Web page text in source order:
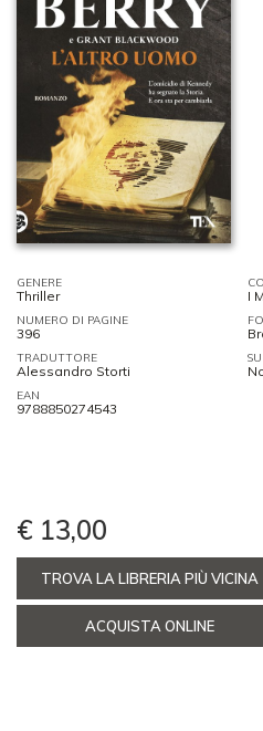
GENERE
Thriller I
NUMERO DI PAGINE
396
TRADUTTORE
Alessandro Storti
EAN
9788850274543
€ 13,00
TROVA LA LIBRERIA PIÙ VICINA
ACQUISTA ONLINE